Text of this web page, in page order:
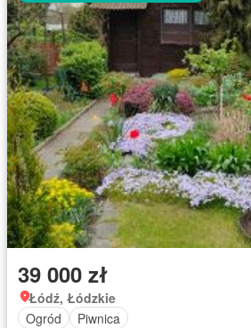
39 000 zł
Łódź, Łódzkie
Ogród
Piwnica